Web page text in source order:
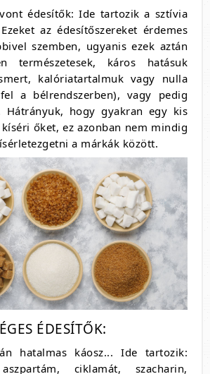
édesítők: Ide tartozik a sztívia
az édesítőszereket érdemes
szemben, ugyanis ezek aztán
természetesek, káros hatásuk
kalóriatartalmuk vagy nulla
a bélrendszerben), vagy pedig
Hátrányuk, hogy gyakran egy kis
őket, ez azonban nem mindig
a márkák között.
ÉDESÍTŐK:
hatalmas káosz... Ide tartozik:
ciklamát, szacharin,